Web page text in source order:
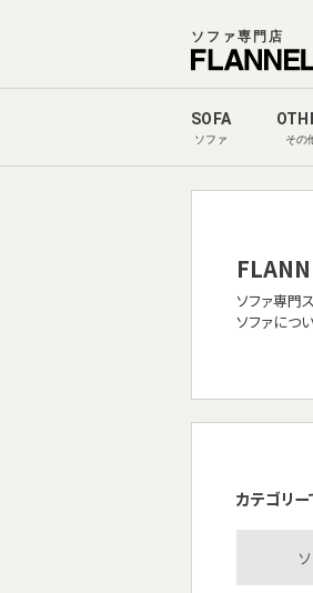
ソファ専門店
SOFA
ソファ その
ソファ専門
ソファにつ
カテゴリ